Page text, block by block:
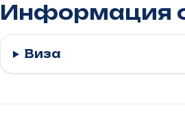
Информация
Виза